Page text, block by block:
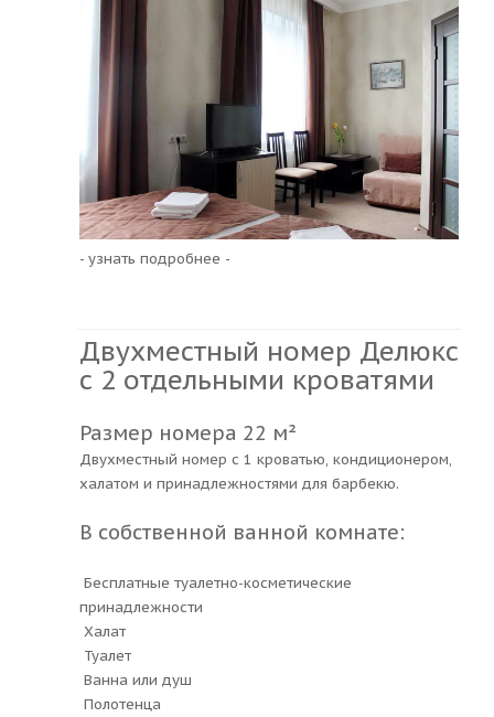
- узнать подробнее -
Двухместный номер Делюкс
с 2 отдельными кроватями
Размер номера 22 м²
Двухместный номер с 1 кроватью, кондиционером,
халатом и принадлежностями для барбекю.
В собственной ванной комнате:
Бесплатные туалетно-косметические
принадлежности
Халат
Туалет
Ванна или душ
Полотенца